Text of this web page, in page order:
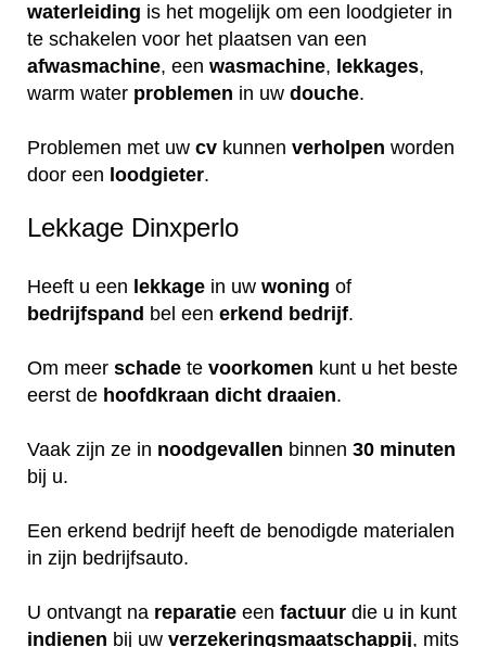
waterleiding is het mogelijk om een loodgieter in
te schakelen voor het plaatsen van een
afwasmachine, een wasmachine, lekkages,
warm water problemen in uw douche.
Problemen met uw cv kunnen verholpen worden
door een loodgieter.
Lekkage Dinxperlo
Heeft u een lekkage in uw woning of
bedrijfspand bel een erkend bedrijf.
Om meer schade te voorkomen kunt u het beste
eerst de hoofdkraan dicht draaien.
Vaak zijn ze in noodgevallen binnen 30 minuten
bij u.
Een erkend bedrijf heeft de benodigde materialen
in zijn bedrijfsauto.
U ontvangt na reparatie een factuur die u in kunt
indienen bij uw verzekeringsmaatschappij, mits